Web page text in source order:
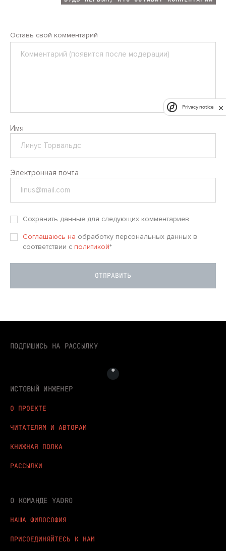
Оставь свой комментарий
Комментарий
Имя
Электронная почта
Сохранить данные для следующих комментариев
Соглашаюсь на обработку персональных данных в
соответствии сполитикой*
ИСТОВЫЙ ИНЖЕНЕР
О ПРОЕКТЕ
ЧИТАТЕЛЯМ И АВТОРАМ
КНИЖНАЯ ПОЛКА
РАССЫЛКИ
О КОМАНДЕ YADRO
НАША ФИЛОСОФИЯ
ПРИСОЕДИНЯЙТЕСЬ К НАМ
ПОДПИШИСЬ НА РАССЫЛКУ
Privacy notice